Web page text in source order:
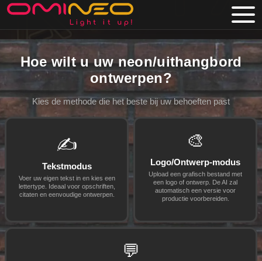
Skip to main content
Hoe wilt u uw neon/uithangbord
ontwerpen?
Kies de methode die het beste bij uw behoeften past
✍️
Tekstmodus
Voer uw eigen tekst in en kies een
lettertype. Ideaal voor opschriften,
citaten en eenvoudige ontwerpen.
🎨
Logo/Ontwerp-modus
Upload een grafisch bestand met
een logo of ontwerp. De AI zal
automatisch een versie voor
productie voorbereiden.
💬